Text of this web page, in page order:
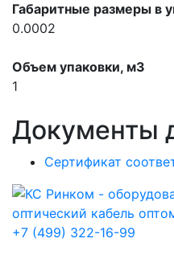
Габаритные размеры в
0.0002
Объем упаковки, м3
1
Документы
Сертификат
+7 (499) 322-16-99